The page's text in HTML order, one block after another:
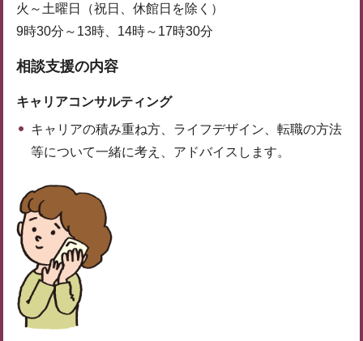
火～土曜日（祝日、休館日を除く）
9時30分～13時、14時～17時30分
相談支援の内容
キャリアコンサルティング
キャリアの積み重ね方、ライフデザイン、転職の方法
等について一緒に考え、アドバイスします。